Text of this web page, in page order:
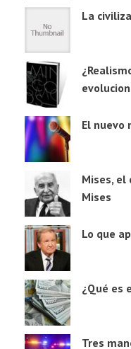
La
El nuevo
Mises,
Mises
Lo que
¿Qué es
Tres